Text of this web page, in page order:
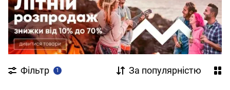
Фільтр 1 За популярністю